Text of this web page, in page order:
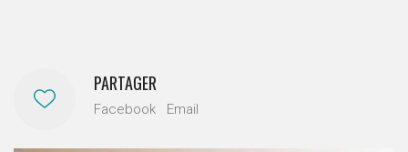
PARTAGER
Facebook Email